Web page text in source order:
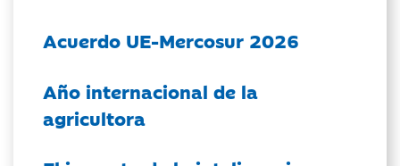
Acuerdo UE-Mercosur 2026
Año internacional de la
agricultora